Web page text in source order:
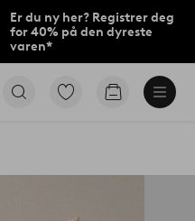
Er du ny her? Registrer deg
for 40% på den dyreste
varen*
Gå
Gå